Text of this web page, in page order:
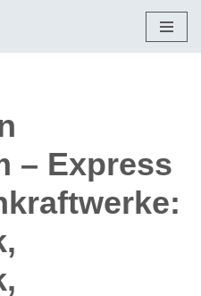
– Express